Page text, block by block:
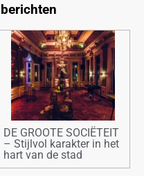
DE GROOTE SOCIËTEIT
– Stijlvol karakter in het
hart van de stad